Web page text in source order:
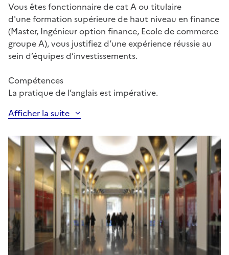
Vous êtes fonctionnaire de cat A ou titulaire
d'une formation supérieure de haut niveau en finance
(Master, Ingénieur option finance, Ecole de commerce
groupe A), vous justifiez d’une expérience réussie au
sein d’équipes d’investissements.
Compétences
La pratique de l’anglais est impérative.
Afficher la suite